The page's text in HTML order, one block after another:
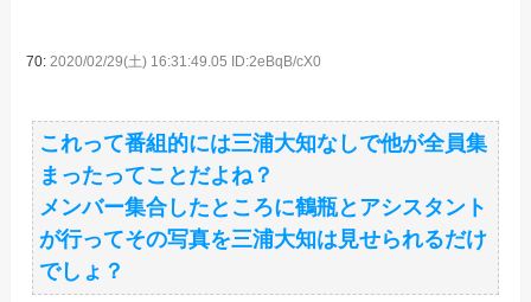
70:2020/02/29(土) 16:31:49.05 ID:2eBqB/cX0
これって番組的には三浦大知なしで他が全員集
まったってことだよね？
メンバー集合したところに鶴瓶とアシスタント
が行ってその写真を三浦大知は見せられるだけ
でしょ？